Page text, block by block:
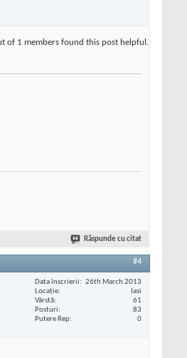
of 1 members found this post helpful.
Răspunde cu citat
#4
Data înscrierii
26th March 2013
Locaţie
Iasi
Vârstă
61
Posturi
83
Putere Rep
0